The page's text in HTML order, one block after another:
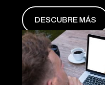
DESCUBRE MÁS